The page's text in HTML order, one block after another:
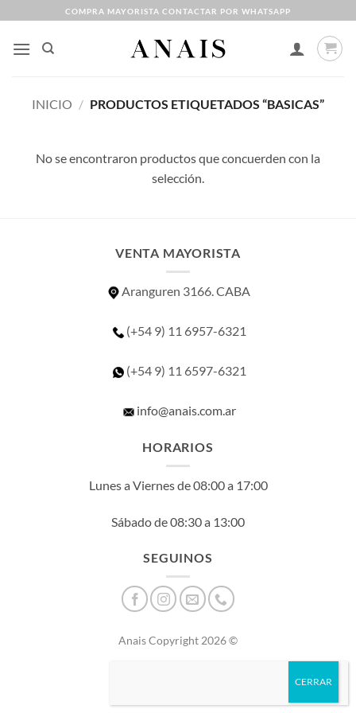
contenido
COMPRA MAYORISTA CONTACTAR POR WHATSAPP
INICIO / PRODUCTOS ETIQUETADOS “BASICAS”
No se encontraron productos que concuerden con la
selección.
VENTA MAYORISTA
Aranguren 3166. CABA
(+54 9) 11 6957-6321
(+54 9) 11 6597-6321
info@anais.com.ar
HORARIOS
Lunes a Viernes de 08:00 a 17:00
Sábado de 08:30 a 13:00
SEGUINOS
Anais Copyright 2026 ©